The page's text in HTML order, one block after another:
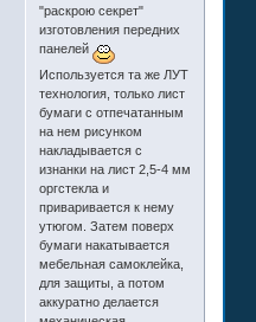
"раскрою секрет"
изготовления передних
панелей
Используется та же ЛУТ
технология, только лист
бумаги с отпечатанным
на нем рисунком
накладывается с
изнанки на лист 2,5-4 мм
оргстекла и
приваривается к нему
утюгом. Затем поверх
бумаги накатывается
мебельная самоклейка,
для защиты, а потом
аккуратно делается